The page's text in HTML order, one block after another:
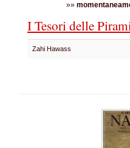
»»
I Tesori delle
Zahi Hawass